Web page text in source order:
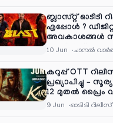
ബ്ലാസ്റ്റ് ഓടിടി
എപ്പോൾ ?
അവകാശങ്ങൾ
നെറ്റ്ഫ്ലിക്സ്
10 Jun ചാനല്‍
കറുപ്പ് OTT
പ്രഖ്യാപിച്ചു –
12 മുതൽ പ്രൈം
9 Jun ഓടിടി റിലീസ്